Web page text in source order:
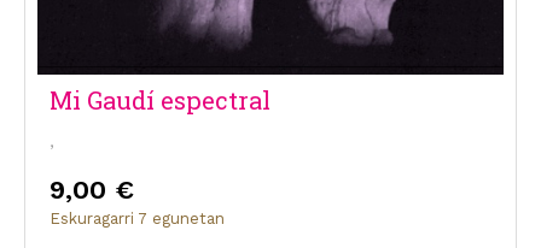
Mi Gaudí espectral
,
9,00 €
Eskuragarri 7 egunetan